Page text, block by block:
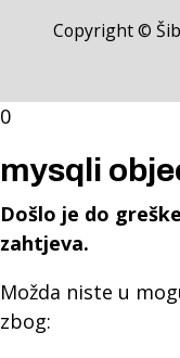
Copyright ©
0
mysqli
Došlo je do
zahtjeva.
Možda niste u
zbog: